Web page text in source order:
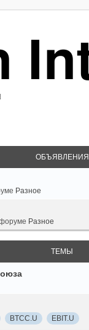
ОБЪЯВЛЕНИЯ
Разное
Разное
ТЕМЫ
BTCC.U EBIT.U